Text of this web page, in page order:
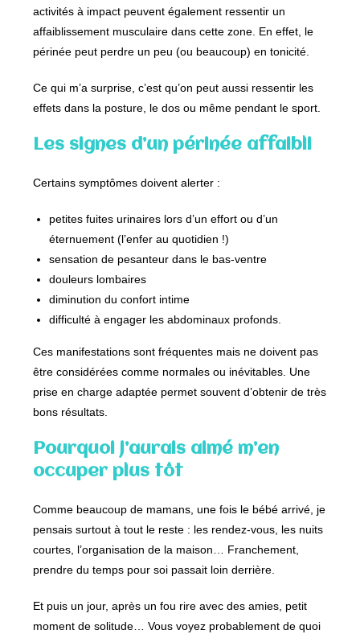
activités à impact peuvent également ressentir un
affaiblissement musculaire dans cette zone. En effet, le
périnée peut perdre un peu (ou beaucoup) en tonicité.
Ce qui m’a surprise, c’est qu’on peut aussi ressentir les
effets dans la posture, le dos ou même pendant le sport.
Les signes d’un périnée affaibli
Certains symptômes doivent alerter :
petites fuites urinaires lors d’un effort ou d’un
éternuement (l’enfer au quotidien !)
sensation de pesanteur dans le bas-ventre
douleurs lombaires
diminution du confort intime
difficulté à engager les abdominaux profonds.
Ces manifestations sont fréquentes mais ne doivent pas
être considérées comme normales ou inévitables. Une
prise en charge adaptée permet souvent d’obtenir de très
bons résultats.
Pourquoi j’aurais aimé m’en
occuper plus tôt
Comme beaucoup de mamans, une fois le bébé arrivé, je
pensais surtout à tout le reste : les rendez-vous, les nuits
courtes, l’organisation de la maison… Franchement,
prendre du temps pour soi passait loin derrière.
Et puis un jour, après un fou rire avec des amies, petit
moment de solitude… Vous voyez probablement de quoi